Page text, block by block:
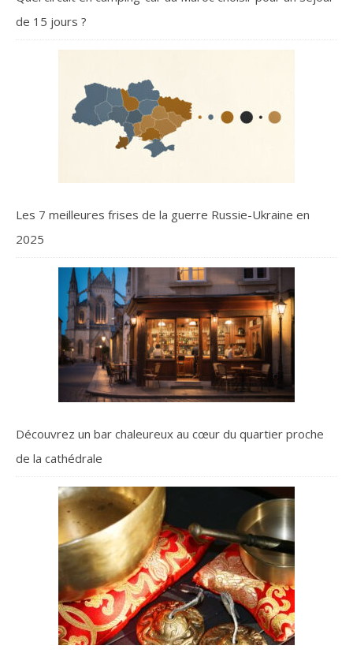
de 15 jours ?
Les 7 meilleures frises de la guerre Russie-Ukraine en
2025
Découvrez un bar chaleureux au cœur du quartier proche
de la cathédrale